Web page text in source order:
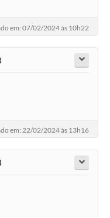
em: 07/02/2024 às 10h22
em: 22/02/2024 às 13h16